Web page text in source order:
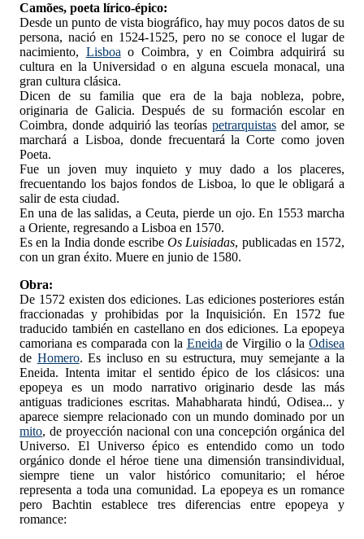
Camões, poeta lírico-épico:
Desde un punto de vista biográfico, hay muy pocos datos de su
persona, nació en 1524-1525, pero no se conoce el lugar de
nacimiento, Lisboa o Coimbra, y en Coimbra adquirirá su
cultura en la Universidad o en alguna escuela monacal, una
gran cultura clásica.
Dicen de su familia que era de la baja nobleza, pobre,
originaria de Galicia. Después de su formación escolar en
Coimbra, donde adquirió las teorías petrarquistasdel amor, se
marchará a Lisboa, donde frecuentará la Corte como joven
Poeta.
Fue un joven muy inquieto y muy dado a los placeres,
frecuentando los bajos fondos de Lisboa, lo que le obligará a
salir de esta ciudad.
En una de las salidas, a Ceuta, pierde un ojo. En 1553 marcha
a Oriente, regresando a Lisboa en 1570.
Es en la India donde escribeOs Luisiadas, publicadas en 1572,
con un gran éxito. Muere en junio de 1580.
Obra:
De 1572 existen dos ediciones. Las ediciones posteriores están
fraccionadas y prohibidas por la Inquisición. En 1572 fue
traducido también en castellano en dos ediciones. La epopeya
camoriana es comparada con la Eneida de Virgilio o la Odisea
de Homero. Es incluso en su estructura, muy semejante a la
Eneida. Intenta imitar el sentido épico de los clásicos: una
epopeya es un modo narrativo originario desde las más
antiguas tradiciones escritas. Mahabharata hindú, Odisea... y
aparece siempre relacionado con un mundo dominado por un
mito, de proyección nacional con una concepción orgánica del
Universo. El Universo épico es entendido como un todo
orgánico donde el héroe tiene una dimensión transindividual,
siempre tiene un valor histórico comunitario; el héroe
representa a toda una comunidad. La epopeya es un romance
pero Bachtin establece tres diferencias entre epopeya y
romance: